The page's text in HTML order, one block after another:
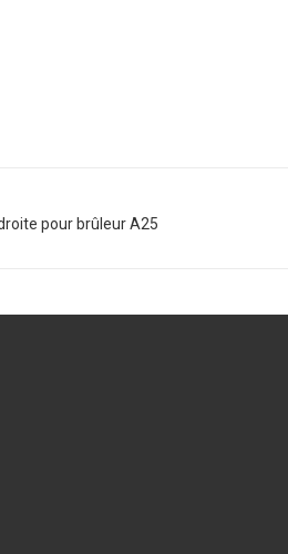
pour brûleur A25